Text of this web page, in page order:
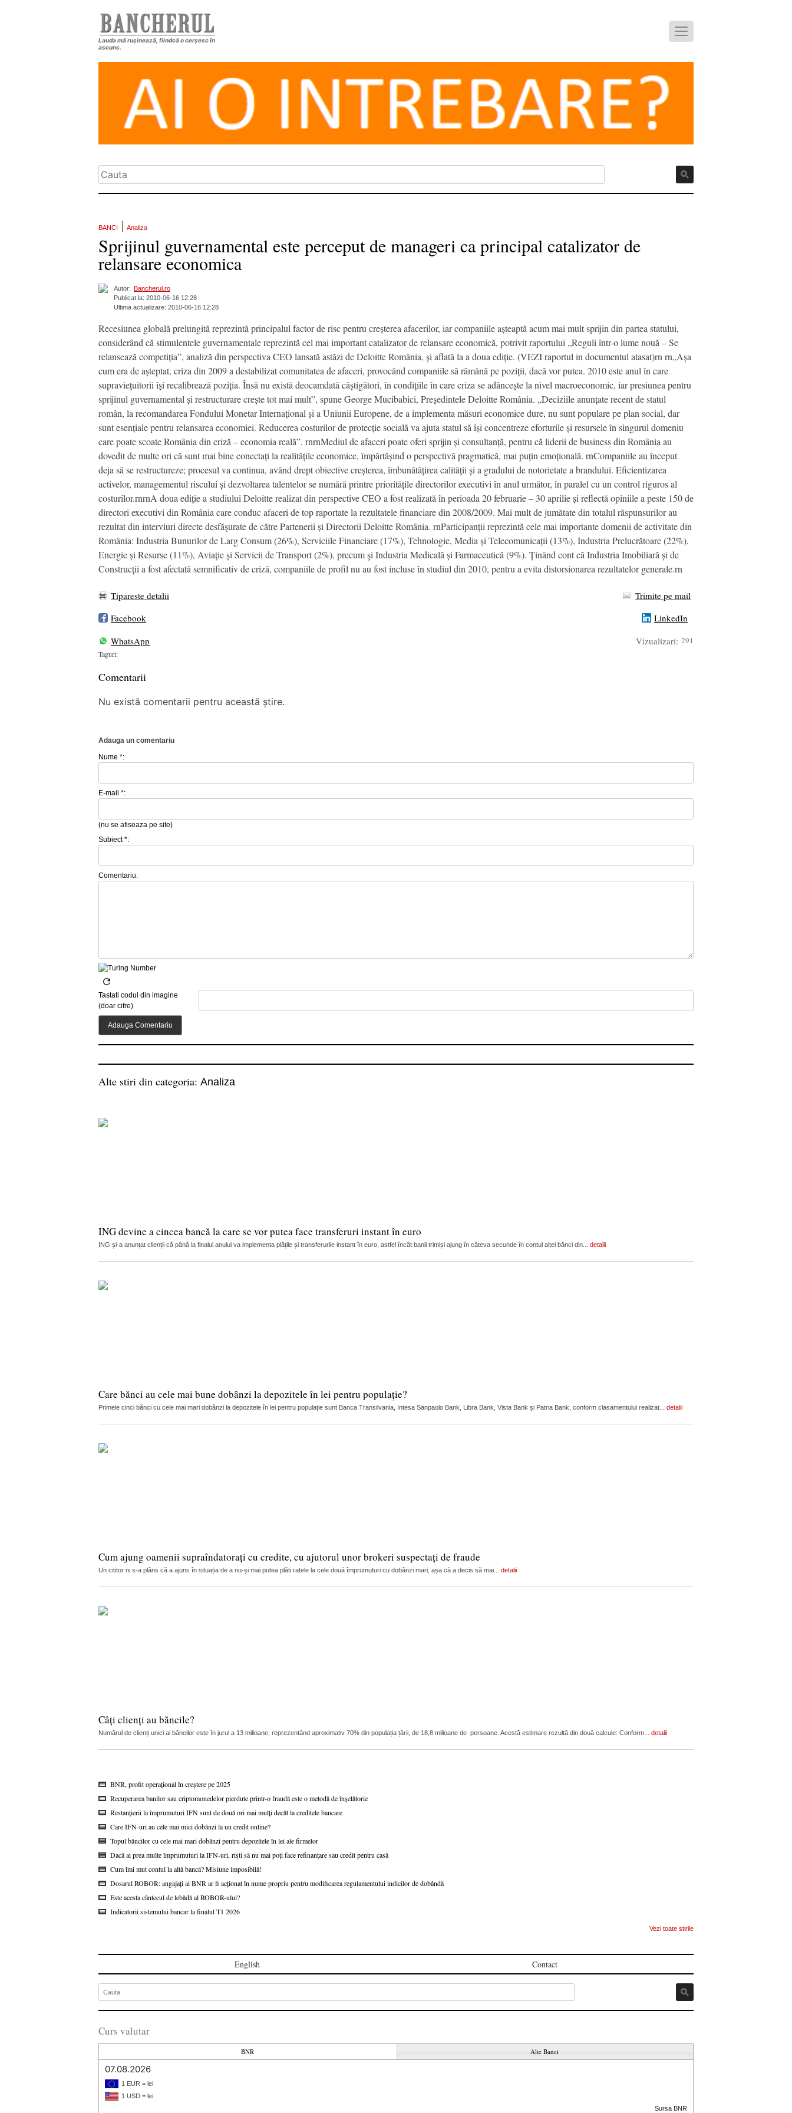
Lauda mă rușinează, fiindcă o cerșesc în
ascuns.
BANCI Analiza
Sprijinul guvernamental este perceput de manageri ca principal catalizator de
relansare economica
Autor:
Bancherul.ro
Publicat la: 2010-06-16 12:28
Ultima actualizare: 2010-06-16 12:28
Recesiunea globală prelungită reprezintă principalul factor de risc pentru creșterea afacerilor, iar companiile așteaptă acum mai mult sprijin din partea statului,
considerând că stimulentele guvernamentale reprezintă cel mai important catalizator de relansare economică, potrivit raportului „Reguli într-o lume nouă – Se
relansează competiția”, analiză din perspectiva CEO lansată astăzi de Deloitte România, și aflată la a doua ediție. (VEZI raportul in documentul atasat)rn rn„Așa
cum era de așteptat, criza din 2009 a destabilizat comunitatea de afaceri, provocând companiile să rămână pe poziții, dacă vor putea. 2010 este anul în care
supraviețuitorii își recalibrează poziția. Însă nu există deocamdată câștigători, în condițiile în care criza se adâncește la nivel macroeconomic, iar presiunea pentru
sprijinul guvernamental și restructurare crește tot mai mult”, spune George Mucibabici, Președintele Deloitte România. „Deciziile anunțate recent de statul
român, la recomandarea Fondului Monetar Internațional și a Uniunii Europene, de a implementa măsuri economice dure, nu sunt populare pe plan social, dar
sunt esențiale pentru relansarea economiei. Reducerea costurilor de protecție socială va ajuta statul să își concentreze eforturile și resursele în singurul domeniu
care poate scoate România din criză – economia reală”. rnrnMediul de afaceri poate oferi sprijin și consultanță, pentru că liderii de business din România au
dovedit de multe ori că sunt mai bine conectați la realitățile economice, împărtășind o perspectivă pragmatică, mai puțin emoțională. rnCompaniile au început
deja să se restructureze; procesul va continua, având drept obiective creșterea, îmbunătățirea calității și a gradului de notorietate a brandului. Eficientizarea
activelor, managementul riscului și dezvoltarea talentelor se numără printre prioritățile directorilor executivi în anul următor, în paralel cu un control riguros al
costurilor.rnrnA doua ediție a studiului Deloitte realizat din perspective CEO a fost realizată în perioada 20 februarie – 30 aprilie și reflectă opiniile a peste 150 de
directori executivi din România care conduc afaceri de top raportate la rezultatele financiare din 2008/2009. Mai mult de jumătate din totalul răspunsurilor au
rezultat din interviuri directe desfăşurate de către Partenerii și Directorii Deloitte România. rnParticipanții reprezintă cele mai importante domenii de activitate din
România: Industria Bunurilor de Larg Consum (26%), Serviciile Financiare (17%), Tehnologie, Media și Telecomunicații (13%), Industria Prelucrătoare (22%),
Energie și Resurse (11%), Aviație și Servicii de Transport (2%), precum şi Industria Medicală și Farmaceutică (9%). Ținând cont că Industria Imobiliară și de
Construcții a fost afectată semnificativ de criză, companiile de profil nu au fost incluse în studiul din 2010, pentru a evita distorsionarea rezultatelor generale.rn
Tipareste detalii
Trimite pe mail
Facebook
LinkedIn
WhatsApp
Vizualizari: 291
Taguri:
Comentarii
Nu există comentarii pentru această știre.
Adauga un comentariu
Nume *:
E-mail *:
(nu se afiseaza pe site)
Subiect *:
Comentariu:
Tastati codul din imagine
(doar cifre)
Alte stiri din categoria: Analiza
ING devine a cincea bancă la care se vor putea face transferuri instant în euro
ING și-a anunțat clienții că până la finalul anului va implementa plățile și transferurile instant în euro, astfel încât banii trimiși ajung în câteva secunde în contul altei bănci din... detalii
Care bănci au cele mai bune dobânzi la depozitele în lei pentru populație?
Primele cinci bănci cu cele mai mari dobânzi la depozitele în lei pentru populație sunt Banca Transilvania, Intesa Sanpaolo Bank, Libra Bank, Vista Bank și Patria Bank, conform clasamentului realizat... detalii
Cum ajung oamenii supraîndatorați cu credite, cu ajutorul unor brokeri suspectați de fraude
Un cititor ni s-a plâns că a ajuns în situația de a nu-și mai putea plăti ratele la cele două împrumuturi cu dobânzi mari, așa că a decis să mai... detalii
Câți clienți au băncile?
Numărul de clienți unici ai băncilor este în jurul a 13 milioane, reprezentând aproximativ 70% din populația țării, de 18,8 milioane de persoane. Acestă estimare rezultă din două calcule: Conform... detalii
BNR, profit operațional în creștere pe 2025
Recuperarea banilor sau criptomonedelor pierdute printr-o fraudă este o metodă de înșelătorie
Restanțierii la împrumuturi IFN sunt de două ori mai mulți decât la creditele bancare
Care IFN-uri au cele mai mici dobânzi la un credit online?
Topul băncilor cu cele mai mari dobânzi pentru depozitele în lei ale firmelor
Dacă ai prea multe împrumuturi la IFN-uri, riști să nu mai poți face refinanțare sau credit pentru casă
Cum îmi mut contul la altă bancă? Misiune imposibilă!
Dosarul ROBOR: angajați ai BNR ar fi acționat în nume propriu pentru modificarea regulamentului indicilor de dobândă
Este acesta cântecul de lebădă al ROBOR-ului?
Indicatorii sistemului bancar la finalul T1 2026
Vezi toate stirile
English Contact
Curs valutar
BNR Alte Banci
07.08.2026
1 EUR = lei
1 USD = lei
Sursa BNR